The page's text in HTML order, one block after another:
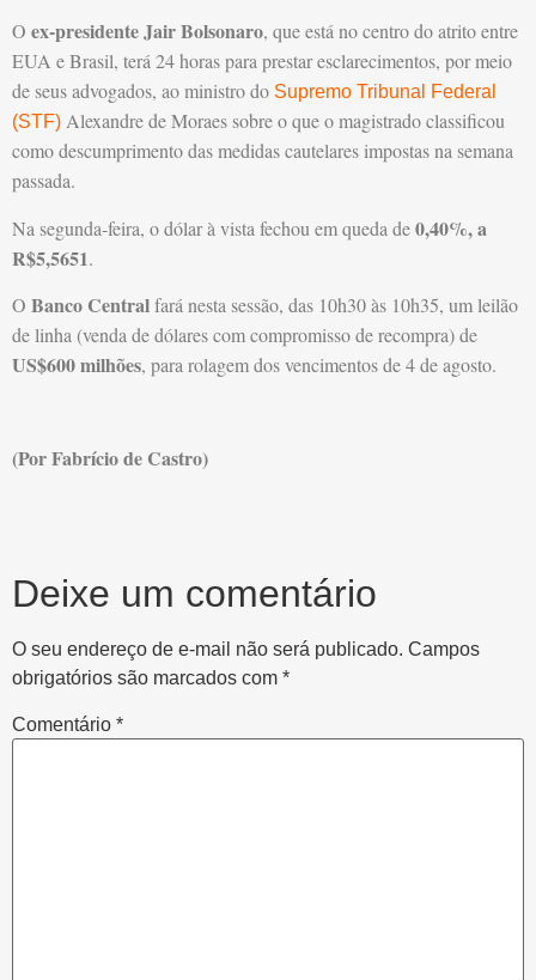
O ex-presidente Jair Bolsonaro, que está no centro do atrito entre
EUA e Brasil, terá 24 horas para prestar esclarecimentos, por meio
de seus advogados, ao ministro do Supremo Tribunal Federal
(STF) Alexandre de Moraes sobre o que o magistrado classificou
como descumprimento das medidas cautelares impostas na semana
passada.
Na segunda-feira, o dólar à vista fechou em queda de0,40%, a
R$5,5651.
O Banco Centralfará nesta sessão, das 10h30 às 10h35, um leilão
de linha (venda de dólares com compromisso de recompra) de
US$600 milhões, para rolagem dos vencimentos de 4 de agosto.
(Por Fabrício de Castro)
Deixe um comentário
O seu endereço de e-mail não será publicado. Campos
obrigatórios são marcados com *
Comentário *